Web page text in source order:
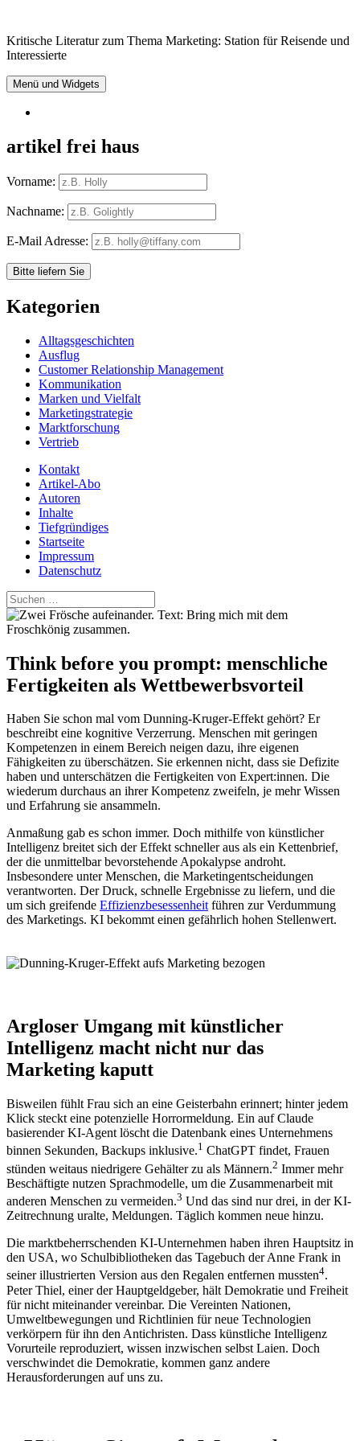
Inhalt
Kritische Literatur zum Thema Marketing: Station für Reisende und
Interessierte
Menü und Widgets
artikel frei haus
Vorname:
Nachname:
E-Mail Adresse:
Kategorien
Alltagsgeschichten
Ausflug
Customer Relationship Management
Kommunikation
Marken und Vielfalt
Marketingstrategie
Marktforschung
Vertrieb
Kontakt
Artikel-Abo
Autoren
Inhalte
Tiefgründiges
Startseite
Impressum
Datenschutz
Suchen
nach:
Think before you prompt: menschliche
Fertigkeiten als Wettbewerbsvorteil
Haben Sie schon mal vom Dunning-Kruger-Effekt gehört? Er
beschreibt eine kognitive Verzerrung. Menschen mit geringen
Kompetenzen in einem Bereich neigen dazu, ihre eigenen
Fähigkeiten zu überschätzen. Sie erkennen nicht, dass sie Defizite
haben und unterschätzen die Fertigkeiten von Expert:innen. Die
wiederum durchaus an ihrer Kompetenz zweifeln, je mehr Wissen
und Erfahrung sie ansammeln.
Anmaßung gab es schon immer. Doch mithilfe von künstlicher
Intelligenz breitet sich der Effekt schneller aus als ein Kettenbrief,
der die unmittelbar bevorstehende Apo­ka­lyp­se androht.
Insbesondere unter Menschen, die Marketingentscheidungen
verantworten. Der Druck, schnelle Ergebnisse zu liefern, und die
um sich greifende Effizienzbesessenheitführen zur Verdummung
des Marketings. KI bekommt einen gefährlich hohen Stellenwert.
Argloser Umgang mit künstlicher
Intelligenz macht nicht nur das
Marketing kaputt
Bisweilen fühlt Frau sich an eine Geisterbahn erinnert; hinter jedem
Klick steckt eine potenzielle Horrormeldung. Ein auf Claude
basierender KI-Agent löscht die Datenbank eines Unternehmens
binnen Sekunden, Backups inklusive.1 ChatGPT findet, Frauen
stünden weitaus niedrigere Gehälter zu als Männern.2 Immer mehr
Beschäftigte nutzen Sprachmodelle, um die Zusammenarbeit mit
anderen Menschen zu vermeiden.3 Und das sind nur drei, in der KI-
Zeitrechnung uralte, Meldungen. Täglich kommen neue hinzu.
Die marktbeherrschenden KI-Unternehmen haben ihren Hauptsitz in
den USA, wo Schulbibliotheken das Tagebuch der Anne Frank in
seiner illustrierten Version aus den Regalen entfernen mussten4.
Peter Thiel, einer der Hauptgeldgeber, hält Demokratie und Freiheit
für nicht miteinander vereinbar. Die Vereinten Nationen,
Umweltbewegungen und Richtlinien für neue Technologien
verkörpern für ihn den Antichristen. Dass künstliche Intelligenz
Vorurteile reproduziert, wissen inzwischen selbst Laien. Doch
verschwindet die Demokratie, kommen ganz andere
Herausforderungen auf uns zu.